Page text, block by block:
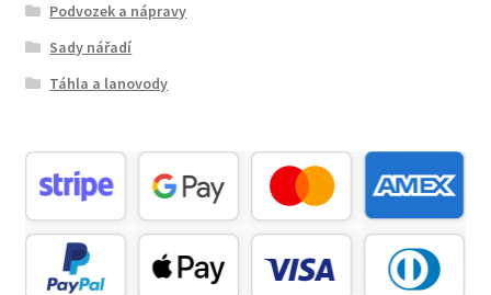
Podvozek a nápravy
Sady nářadí
Táhla a lanovody